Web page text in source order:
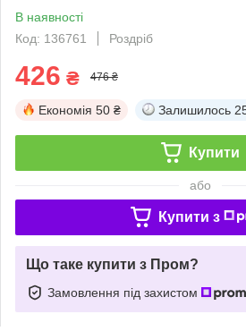
В наявності
Код: 136761
Роздріб
426 ₴ 476 ₴
Економія 50 ₴ Залишилось
Купити
або
Купити з
Що таке купити з Пром?
Замовлення під захистом